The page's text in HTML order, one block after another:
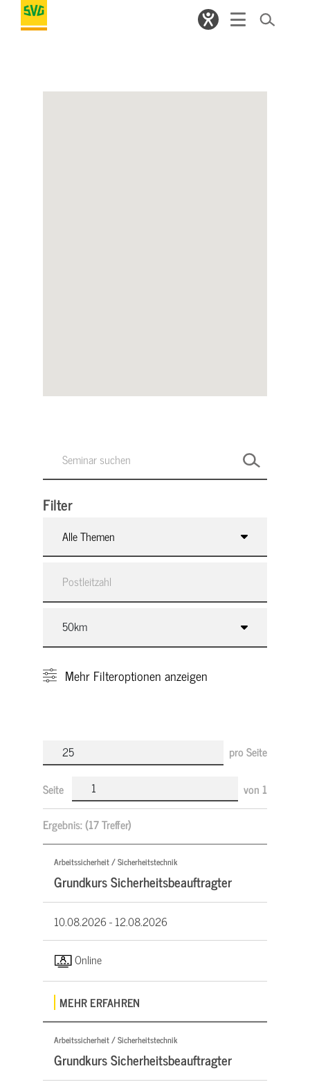
Filter
Alle Themen
Mehr Filteroptionen anzeigen
pro Seite
Seite von 1
Ergebnis:(17 Treffer)
Arbeitssicherheit / Sicherheitstechnik
Grundkurs Sicherheitsbeauftragter
10.08.2026 -12.08.2026
Online
MEHR ERFAHREN
Arbeitssicherheit / Sicherheitstechnik
Grundkurs Sicherheitsbeauftragter